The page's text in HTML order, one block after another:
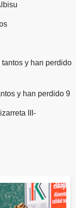
y han perdido
y han perdido 9
III-